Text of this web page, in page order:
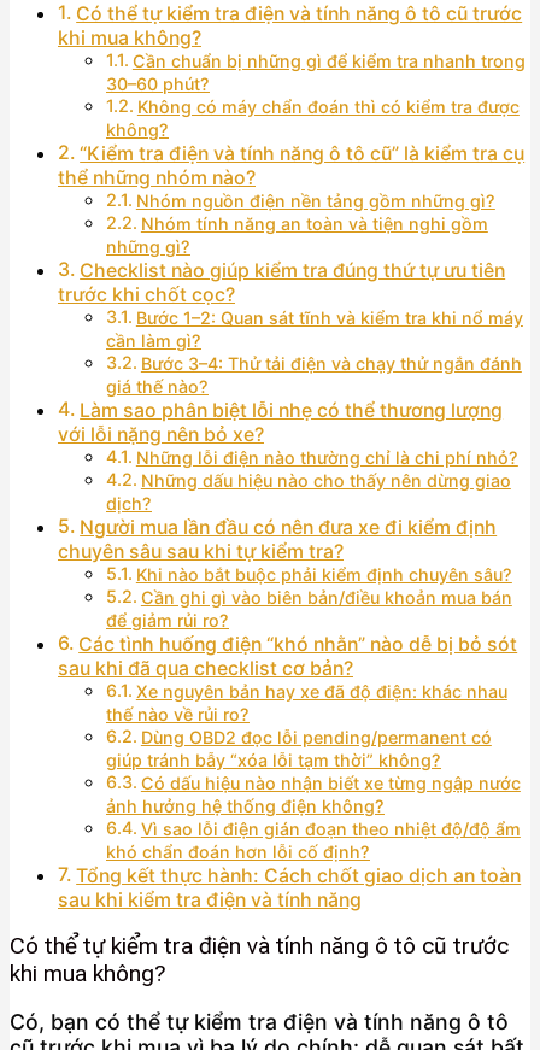
Có thể tự kiểm tra điện và tính năng ô tô cũ trước
khi mua không?
Cần chuẩn bị những gì để kiểm tra nhanh trong
30–60 phút?
Không có máy chẩn đoán thì có kiểm tra được
không?
“Kiểm tra điện và tính năng ô tô cũ” là kiểm tra cụ
thể những nhóm nào?
Nhóm nguồn điện nền tảng gồm những gì?
Nhóm tính năng an toàn và tiện nghi gồm
những gì?
Checklist nào giúp kiểm tra đúng thứ tự ưu tiên
trước khi chốt cọc?
Bước 1–2: Quan sát tĩnh và kiểm tra khi nổ máy
cần làm gì?
Bước 3–4: Thử tải điện và chạy thử ngắn đánh
giá thế nào?
Làm sao phân biệt lỗi nhẹ có thể thương lượng
với lỗi nặng nên bỏ xe?
Những lỗi điện nào thường chỉ là chi phí nhỏ?
Những dấu hiệu nào cho thấy nên dừng giao
dịch?
Người mua lần đầu có nên đưa xe đi kiểm định
chuyên sâu sau khi tự kiểm tra?
Khi nào bắt buộc phải kiểm định chuyên sâu?
Cần ghi gì vào biên bản/điều khoản mua bán
để giảm rủi ro?
Các tình huống điện “khó nhằn” nào dễ bị bỏ sót
sau khi đã qua checklist cơ bản?
Xe nguyên bản hay xe đã độ điện: khác nhau
thế nào về rủi ro?
Dùng OBD2 đọc lỗi pending/permanent có
giúp tránh bẫy “xóa lỗi tạm thời” không?
Có dấu hiệu nào nhận biết xe từng ngập nước
ảnh hưởng hệ thống điện không?
Vì sao lỗi điện gián đoạn theo nhiệt độ/độ ẩm
khó chẩn đoán hơn lỗi cố định?
Tổng kết thực hành: Cách chốt giao dịch an toàn
sau khi kiểm tra điện và tính năng
Có thể tự kiểm tra điện và tính năng ô tô cũ trước
khi mua không?
Có, bạn có thể tự kiểm tra điện và tính năng ô tô